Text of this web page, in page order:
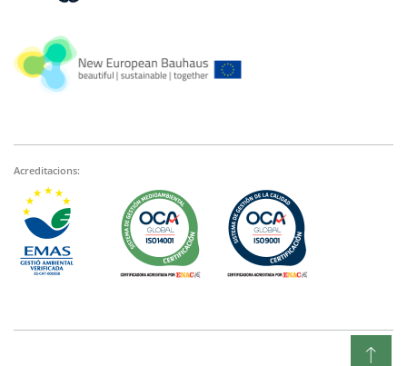
Acreditacions: